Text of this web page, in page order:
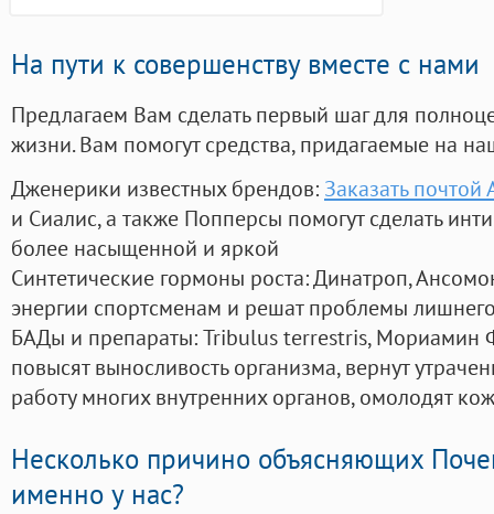
На пути к совершенству вместе с нами
Предлагаем Вам сделать первый шаг для
жизни. Вам помогут средства, придагаемые на
Дженерики известных брендов: Заказать
и Сиалис, а также Попперсы помогут сделать
более насыщенной и яркой
Синтетические гормоны роста: Динатроп,
энергии спортсменам и решат проблемы
БАДы и препараты:Tribulus terrestris, Мориамин
повысят выносливость организма, вернут
работу многих внутренних органов, омолодят
Несколько причино объясняющих
именно у нас?